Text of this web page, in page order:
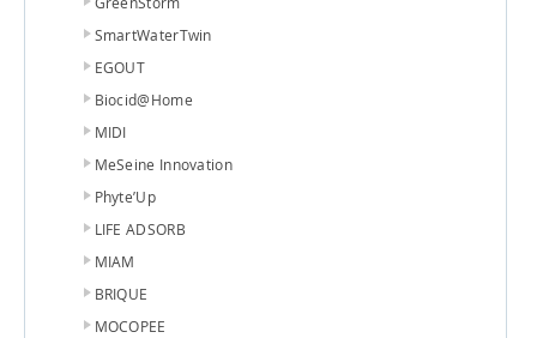
SmartWaterTwin
EGOUT
Biocid@Home
MIDI
MeSeine Innovation
Phyte’Up
LIFE ADSORB
MIAM
BRIQUE
MOCOPEE